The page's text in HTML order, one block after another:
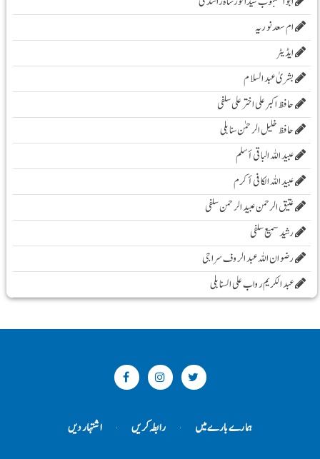
ام سعدنوریہ
ایڈیٹر
بشریٰ عبد السلام
حافظ اکبر علی اخترعلی سلفی
حافظ خلیل الرحمٰن سنابلی
عبید اللہ الباقی أسلم
عبید اللہ الکافی أکرم
عتیق الرحمن عبید الرحمن سلفی
رشید سمیع سلفی
رضوان اللہ عبد الروف سراجی
عبد الکریم رواب علی السنابلی
ہمارے بارے میں رابطہ کریں اشتہار دیں